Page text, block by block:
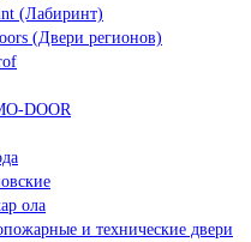
(Лабиринт)
(Двери регионов)
DOOR
ола
и технические двери